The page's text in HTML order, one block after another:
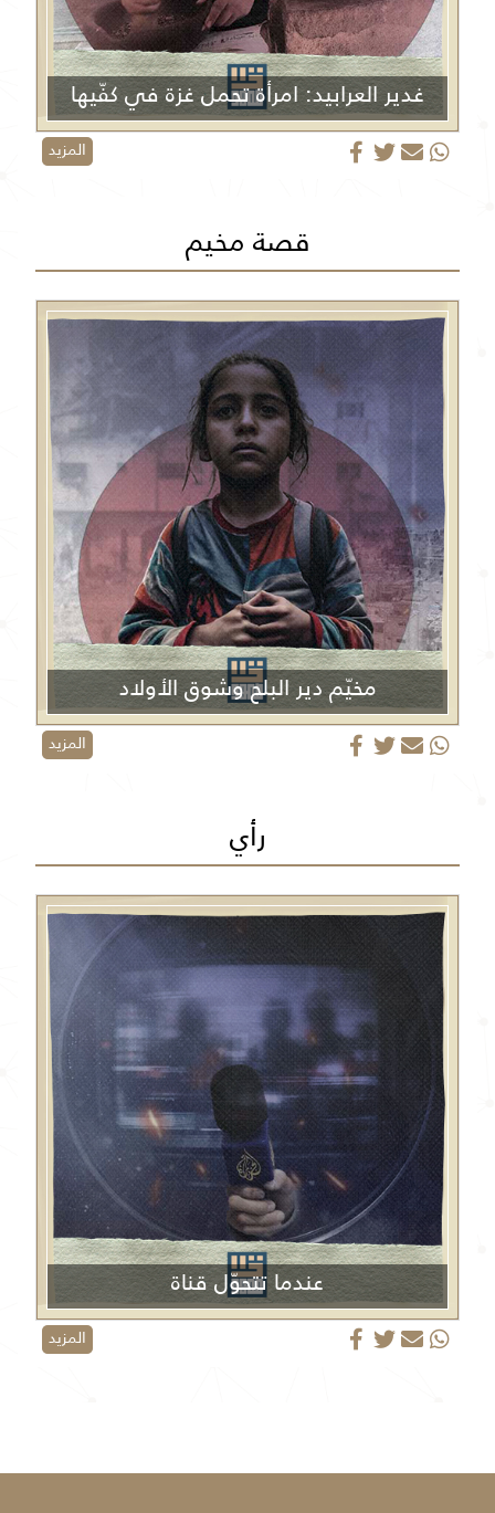
غدير العرابيد: امرأة تحمل غزة في كفّيها
المزيد
قصة مخيم
مخيّم دير البلح وشوق الأولاد
المزيد
رأي
عندما تتحوّل قناة
الجزيرة من منبر إعلامي إلى منصة دعائية
المزيد